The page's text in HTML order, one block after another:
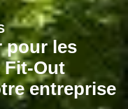
pour les
Fit-Out
entreprise